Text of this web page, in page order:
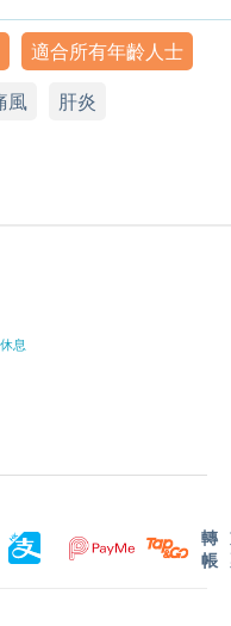
health.ESDlife發出
天後寄出。客戶可於
下方法聯絡客戶服務
) 或電話 (3151
身份證明文件，經
已簽署的同意書及
經核實無誤後可提供
11樓適合所有年齡人士
風 肝炎
息
轉
帳